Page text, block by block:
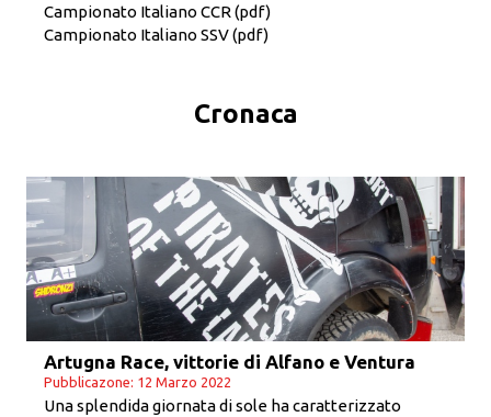
Campionato Italiano CCR (pdf)
Campionato Italiano SSV(pdf)
Cronaca
Artugna Race, vittorie di Alfano e Ventura
Pubblicazone: 12 Marzo 2022
Una splendida giornata di sole ha caratterizzato